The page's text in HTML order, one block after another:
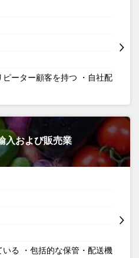
ピーター顧客を持つ ・自社配
入および販売業
いる ・包括的な保管・配送機